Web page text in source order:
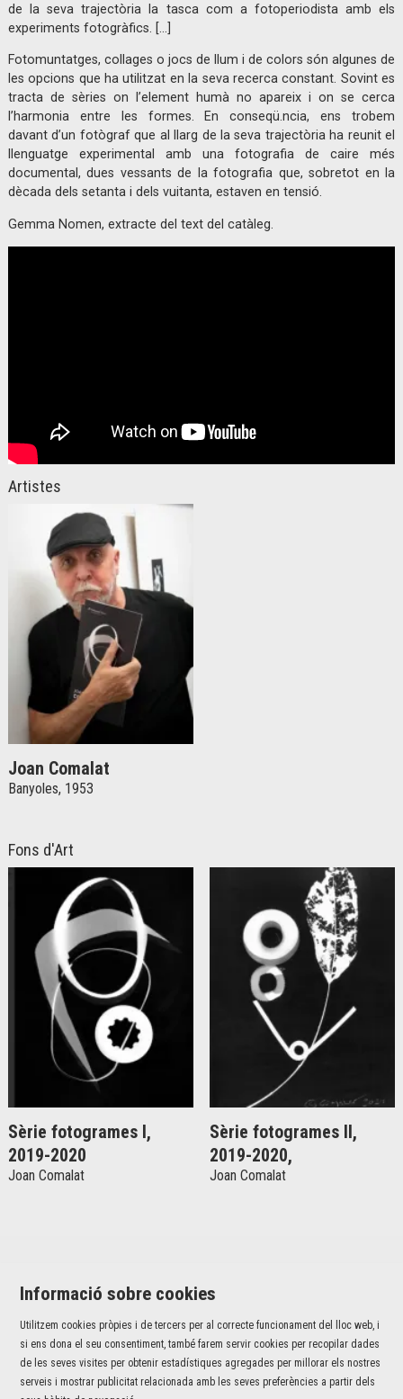
de la seva trajectòria la tasca com a fotoperiodista amb els
experiments fotogràfics. […]
Fotomuntatges, collages o jocs de llum i de colors són algunes de
les opcions que ha utilitzat en la seva recerca constant. Sovint es
tracta de sèries on l’element humà no apareix i on se cerca
l’harmonia entre les formes. En conseqü.ncia, ens trobem
davant d’un fotògraf que al llarg de la seva trajectòria ha reunit el
llenguatge experimental amb una fotografia de caire més
documental, dues vessants de la fotografia que, sobretot en la
dècada dels setanta i dels vuitanta, estaven en tensió.
Gemma Nomen, extracte del text del catàleg.
Artistes
Joan Comalat
Banyoles, 1953
Fons d'Art
Sèrie fotogrames I,
2019-2020
Joan Comalat
Sèrie fotogrames II,
2019-2020,
Joan Comalat
Jaume I, 42 baixos | 17001 Girona
T 972 226 527 |info@fundaciovalvi.cat
Sitemap | Avís Legal
Informació sobre cookies
Utilitzem cookies pròpies i de tercers per al correcte funcionament del lloc web, i
si ens dona el seu consentiment, també farem servir cookies per recopilar dades
de les seves visites per obtenir estadístiques agregades per millorar els nostres
serveis i mostrar publicitat relacionada amb les seves preferències a partir dels